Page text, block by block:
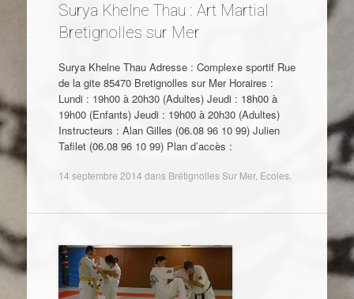
Surya Khelne Thau : Art Martial
Bretignolles sur Mer
Surya Khelne Thau Adresse : Complexe sportif Rue
de la gite 85470 Bretignolles sur Mer Horaires :
Lundi : 19h00 à 20h30 (Adultes) Jeudi : 18h00 à
19h00 (Enfants) Jeudi : 19h00 à 20h30 (Adultes)
Instructeurs : Alan Gilles (06.08 96 10 99) Julien
Tafilet (06.08 96 10 99) Plan d’accès :
14 septembre 2014 dans Brétignolles Sur Mer, Ecoles.